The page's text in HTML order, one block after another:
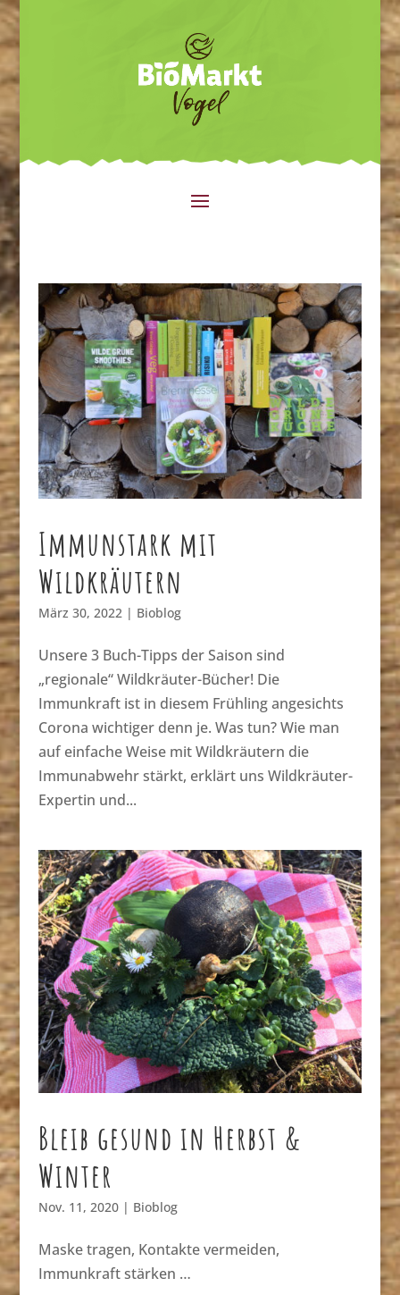
Immunstark mit
Wildkräutern
März 30, 2022 | Bioblog
Unsere 3 Buch-Tipps der Saison sind
„regionale“ Wildkräuter-Bücher! Die
Immunkraft ist in diesem Frühling angesichts
Corona wichtiger denn je. Was tun? Wie man
auf einfache Weise mit Wildkräutern die
Immunabwehr stärkt, erklärt uns Wildkräuter-
Expertin und...
Bleib gesund in Herbst &
Winter
Nov. 11, 2020| Bioblog
Maske tragen, Kontakte vermeiden,
Immunkraft stärken …